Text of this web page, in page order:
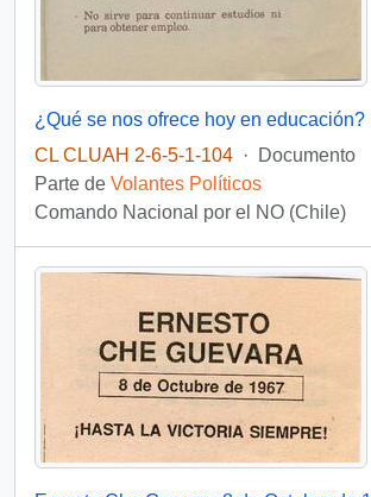
¿Qué se nos ofrece hoy en educación?
CL CLUAH 2-6-5-1-104 ·
Documento
Parte de Volantes Políticos
Comando Nacional por el NO (Chile)